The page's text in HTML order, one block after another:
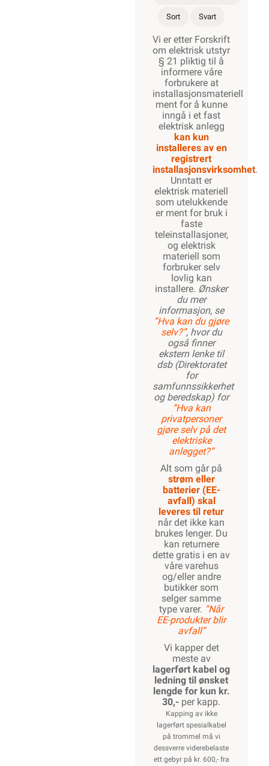
Sort Svart
Vi er etter Forskrift
om elektrisk utstyr
§ 21 pliktig til å
informere våre
forbrukere at
installasjonsmateriell
ment for å kunne
inngå i et fast
elektrisk anlegg
kan kun
installeres av en
registrert
installasjonsvirksomhet.
Unntatt er
elektrisk materiell
som utelukkende
er ment for bruk i
faste
teleinstallasjoner,
og elektrisk
materiell som
forbruker selv
lovlig kan
installere. Ønsker
du mer
informasjon, se
”Hva kan du gjøre
selv?”, hvor du
også finner
ekstern lenke til
dsb (Direktoratet
for
samfunnssikkerhet
og beredskap) for
“Hva kan
privatpersoner
gjøre selv på det
elektriske
anlegget?”
Alt som går på
strøm eller
batterier (EE-
avfall) skal
leveres til retur
når det ikke kan
brukes lenger. Du
kan returnere
dette gratis i en av
våre varehus
og/eller andre
butikker som
selger samme
type varer. “Når
EE-produkter blir
avfall”
Vi kapper det
meste av
lagerført kabel og
ledning til ønsket
lengde for kun kr.
30,- per kapp.
Kapping av ikke
lagerført spesialkabel
på trommel må vi
dessverre viderebelaste
ett gebyr på kr. 600,- fra